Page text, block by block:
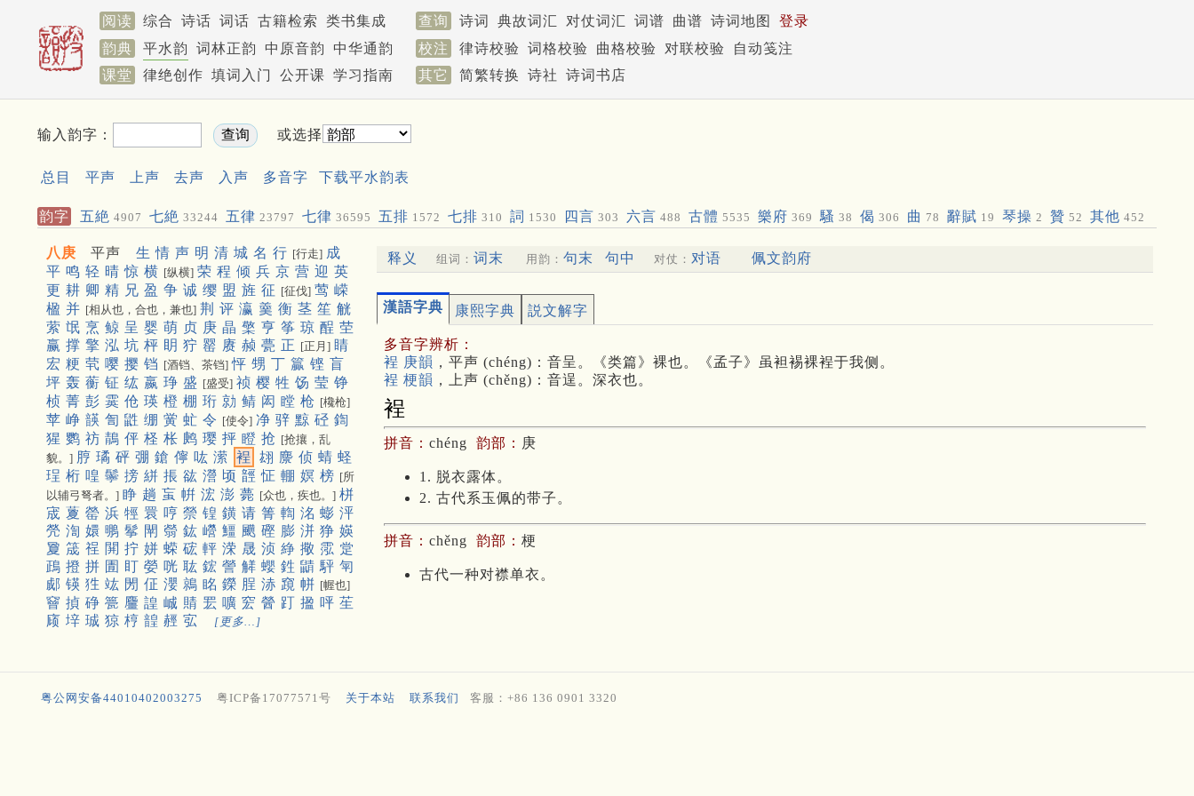
阅读 综合 诗话 词话 古籍检索 类书集成 查询 诗词 典故词汇 对仗词汇 词谱 曲谱 诗词地图
登录
韵典
平水韵 词林正韵 中原音韵 中华通韵 校注 律诗校验 词格校验 曲格校验 对联校验
自动笺注
课堂
律绝创作 填词入门 公开课 学习指南 其它 简繁转换 诗社 诗词书店
输入韵字： 或选择
总目 平声 上声 去声 入声 多音字 下载平水韵表
韵字 五絶 4907 七絶 33244 五律 23797 七律 36595 五排 1572 七排 310 詞 1530 四言 303 六言 488 古體 5535 樂府 369 騷 38 偈 306 曲 78 辭賦 19 琴操 2 贊 52 其他 452
八庚 平声 生 情 声 明 清 城 名 行 [行走] 成
平 鸣 轻 晴 惊 横 [纵横] 荣 程 倾 兵 京 营 迎 英
更 耕 卿 精 兄 盈 争 诚 缨 盟 旌 征 [征伐] 莺 嵘
楹 并 [相从也，合也，兼也] 荆 评 瀛 羹 衡 茎 笙 觥
萦 氓 烹 鲸 呈 婴 萌 贞 庚 晶 檠 亨 筝 琼 酲 茔
赢 撑 擎 泓 坑 枰 眀 狞 罂 赓 赪 甍 正 [正月] 睛
宏 粳 茕 嘤 撄 铛 [酒铛、茶铛] 怦 甥 丁 籯 铿 盲
坪 轰 蘅 钲 纮 嬴 琤 盛 [盛受] 祯 樱 牲 饧 莹 铮
桢 菁 彭 霙 伧 瑛 橙 棚 珩 勍 鲭 闳 瞠 枪 [欃枪]
苹 峥 韺 訇 鼪 绷 黉 虻 令 [使令] 净 骍 黥 硁 鍧
猩 鹦 祊 鶄 伻 柽 枨 鹒 璎 抨 瞪 抢 [抢攘，乱
貌。] 脝 璚 砰 弸 鎗 儜 吰 潆 裎 翃 麖 侦 蜻 蛏
珵 桁 喤 鬡 搒 絣 掁 谹 瀯 顷 䪫 怔 輣 嫇 榜 [所
以辅弓弩者。] 睁 趟 䖟 帲 浤 澎 薨 [众也，疾也。] 栟
宬 藑 罃 浜 牼 睘 哼 禜 锽 鐄 请 箐 輷 洺 蟛 泙
焭 渹 嬛 䳟 鬇 閛 䎕 鈜 巆 䲔 䬝 䃘 膨 洴 狰 媖
夐 筬 䄇 䦕 拧 姘 蝾 硡 軯 溁 晟 浈 䋫 擏 霐 䟫
鴊 撜 拼 圊 盯 嫈 咣 耾 鋐 謍 觲 蠳 鉎 鼱 駍 匉
郕 锳 狌 竑 閍 佂 瀴 鶁 眳 鑅 脭 浾 竀 帡 [幄也]
䆵 揁 碀 䉚 麠 諻 峸 䝼 䍔 嚝 䆖 醟 䟓 㨕 呯 苼
庼 垶 珹 猄 梈 韹 䞓 宖 [更多…]
释义 组词： 词末 用韵： 句末 句中 对仗： 对语 佩文韵府
漢語字典 康熙字典 説文解字
多音字辨析：
裎 庚韻 ，平声 (chéng)：音呈。《类篇》裸也。《孟子》虽袒裼裸裎于我侧。
裎 梗韻 ，上声 (chěng)：音逞。深衣也。
裎
拼音： chéng 韵部： 庚
1. 脱衣露体。
2. 古代系玉佩的带子。
拼音： chěng 韵部： 梗
古代一种对襟单衣。
粤公网安备44010402003275 粤ICP备17077571号 关于本站 联系我们 客服：+86 136 0901 3320